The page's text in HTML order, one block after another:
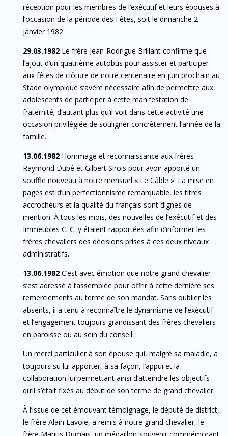
réception pour les membres de l’exécutif et leurs épouses à
l’occasion de la période des Fêtes, soit le dimanche 2
janvier 1982.
29.03.1982 Le frère Jean-Rodrigue Brillant confirme que
l’ajout d’un quatrième autobus pour assister et participer
aux fêtes de clôture de notre centenaire en juin prochain au
Stade olympique s’avère nécessaire afin de permettre aux
adolescents de participer à cette manifestation de
fraternité; d’autant plus qu’il voit dans cette activité une
occasion privilégiée de souligner concrètement l’année de la
famille.
13.06.1982 Hommage et reconnaissance aux frères
Raymond Dubé et Gilbert Sirois pour avoir apporté un
souffle nouveau à notre mensuel « Le Câble ». La mise en
pages est d’un perfectionnisme remarquable, les titres
accrocheurs et la qualité du français sont dignes de
mention. À tous les mois, des nouvelles de l’exécutif et des
Immeubles C. C. y étaient rapportées afin d’informer les
frères chevaliers des décisions prises à ces deux niveaux
administratifs.
13.06.1982 C’est avec émotion que notre grand chevalier
s’est adressé à l’assemblée pour offrir à cette dernière ses
remerciements au terme de son mandat. Sans oublier les
absents, il a tenu à reconnaître le dynamisme de l’exécutif
et l’engagement toujours grandissant des frères chevaliers
en paroisse ou au sein du conseil.
Un merci particulier à son épouse qui, malgré sa maladie, a
toujours su lui apporter, à sa façon, l’appui et la
collaboration lui permettant ainsi d’atteindre les objectifs
qu’il s’était fixés au début de son terme de grand chevalier.
À l’issue de cet émouvant témoignage, le député de district,
le frère Alain Lavoie, a remis à notre grand chevalier, le